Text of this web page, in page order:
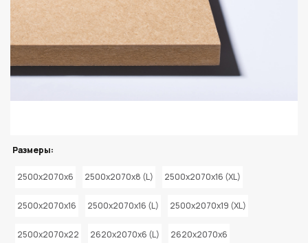
Размеры:
2500x2070x6 2500x2070x8 (L) 2500x2070x16 (XL)
2500x2070x16 2500x2070x16 (L) 2500x2070x19 (XL)
2500x2070x22 2620x2070x6 (L) 2620x2070x6